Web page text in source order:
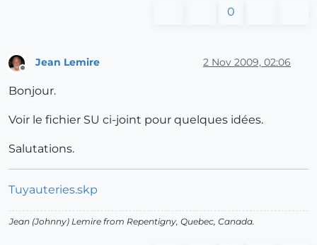
0
Offline
Jean Lemire 2 Nov 2009, 02:06
Bonjour.
Voir le fichier SU ci-joint pour quelques idées.
Salutations.
Tuyauteries.skp
Jean (Johnny) Lemire from Repentigny, Quebec, Canada.